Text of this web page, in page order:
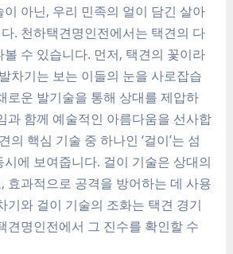
아닌, 우리 민족의 얼이 담긴 살아
. 천하택견명인전에서는 택견의 다
수 있습니다. 먼저, 택견의 꽃이라
차기는 보는 이들의 눈을 사로잡습
로운 발기술을 통해 상대를 제압하
과 함께 예술적인 아름다움을 선사합
의 핵심 기술 중 하나인 ‘걸이’는 섬
에 보여줍니다. 걸이 기술은 상대의
효과적으로 공격을 방어하는 데 사용
기와 걸이 기술의 조화는 택견 경기
견명인전에서 그 진수를 확인할 수